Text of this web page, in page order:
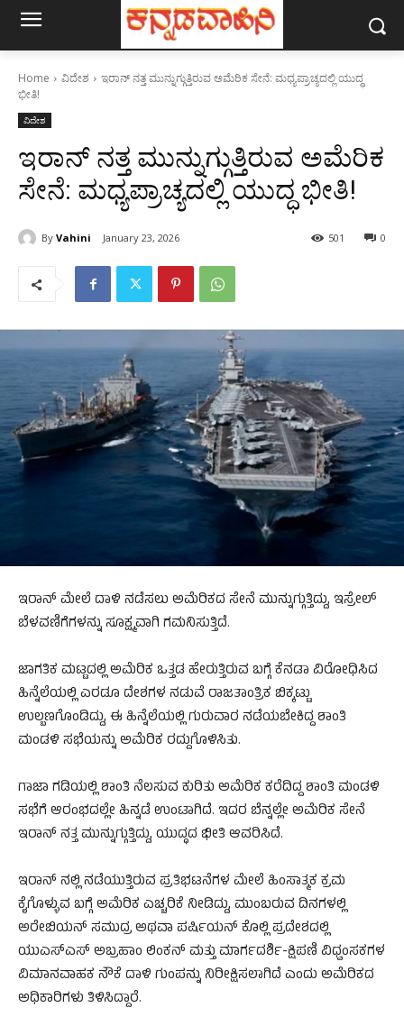
Home ವಿದೇಶ
ಇರಾನ್ ನತ್ತ ಮುನ್ನುಗ್ಗುತ್ತಿರುವ ಅಮೆರಿಕ ಸೇನೆ: ಮಧ್ಯಪ್ರಾಚ್ಯದಲ್ಲಿ ಯುದ್ಧ
ಭೀತಿ!
ವಿದೇಶ
ಇರಾನ್ ನತ್ತ ಮುನ್ನುಗ್ಗುತ್ತಿರುವ ಅಮೆರಿಕ
ಸೇನೆ: ಮಧ್ಯಪ್ರಾಚ್ಯದಲ್ಲಿ ಯುದ್ಧ ಭೀತಿ!
By Vahini January 23, 2026 0
501
ಇರಾನ್ ಮೇಲೆ ದಾಳಿ ನಡೆಸಲು ಅಮೆರಿಕದ ಸೇನೆ ಮುನ್ನುಗ್ಗುತ್ತಿದ್ದು, ಇಸ್ರೇಲ್
ಬೆಳವಣಿಗೆಗಳನ್ನು ಸೂಕ್ಷ್ಮವಾಗಿ ಗಮನಿಸುತ್ತಿದೆ.
ಜಾಗತಿಕ ಮಟ್ಟದಲ್ಲಿ ಅಮೆರಿಕ ಒತ್ತಡ ಹೇರುತ್ತಿರುವ ಬಗ್ಗೆ ಕೆನಡಾ ವಿರೋಧಿಸಿದ
ಹಿನ್ನೆಲೆಯಲ್ಲಿ ಎರಡೂ ದೇಶಗಳ ನಡುವೆ ರಾಜತಾಂತ್ರಿಕ ಬಿಕ್ಕಟ್ಟು
ಉಲ್ಬಣಗೊಂಡಿದ್ದು, ಈ ಹಿನ್ನೆಲೆಯಲ್ಲಿ ಗುರುವಾರ ನಡೆಯಬೇಕಿದ್ದ ಶಾಂತಿ
ಮಂಡಳಿ ಸಭೆಯನ್ನು ಅಮೆರಿಕ ರದ್ದುಗೊಳಿಸಿತು.
ಗಾಜಾ ಗಡಿಯಲ್ಲಿ ಶಾಂತಿ ನೆಲಸುವ ಕುರಿತು ಅಮೆರಿಕ ಕರೆದಿದ್ದ ಶಾಂತಿ ಮಂಡಳಿ
ಸಭೆಗೆ ಆರಂಭದಲ್ಲೇ ಹಿನ್ನಡೆ ಉಂಟಾಗಿದೆ. ಇದರ ಬೆನ್ನಲ್ಲೇ ಅಮೆರಿಕ ಸೇನೆ
ಇರಾನ್ ನತ್ತ ಮುನ್ನುಗ್ಗುತ್ತಿದ್ದು, ಯುದ್ಧದ ಭೀತಿ ಆವರಿಸಿದೆ.
ಇರಾನ್ ನಲ್ಲಿ ನಡೆಯುತ್ತಿರುವ ಪ್ರತಿಭಟನೆಗಳ ಮೇಲೆ ಹಿಂಸಾತ್ಮಕ ಕ್ರಮ
ಕೈಗೊಳ್ಳುವ ಬಗ್ಗೆ ಅಮೆರಿಕ ಎಚ್ಚರಿಕೆ ನೀಡಿದ್ದು, ಮುಂಬರುವ ದಿನಗಳಲ್ಲಿ
ಅರೇಬಿಯನ್ ಸಮುದ್ರ ಅಥವಾ ಪರ್ಷಿಯನ್ ಕೊಲ್ಲಿ ಪ್ರದೇಶದಲ್ಲಿ
ಯುಎಸ್ಎಸ್ ಅಬ್ರಹಾಂ ಲಿಂಕನ್ ಮತ್ತು ಮಾರ್ಗದರ್ಶಿ-ಕ್ಷಿಪಣಿ ವಿಧ್ವಂಸಕಗಳ
ವಿಮಾನವಾಹಕ ನೌಕೆ ದಾಳಿ ಗುಂಪನ್ನು ನಿರೀಕ್ಷಿಸಲಾಗಿದೆ ಎಂದು ಅಮೆರಿಕದ
ಅಧಿಕಾರಿಗಳು ತಿಳಿಸಿದ್ದಾರೆ.